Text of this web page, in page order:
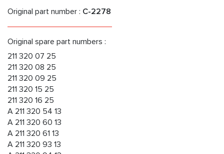
Original part number : C-2278
Original spare part numbers :
211 320 07 25
211 320 08 25
211 320 09 25
211 320 15 25
211 320 16 25
A 211 320 54 13
A 211 320 60 13
A 211 320 61 13
A 211 320 93 13